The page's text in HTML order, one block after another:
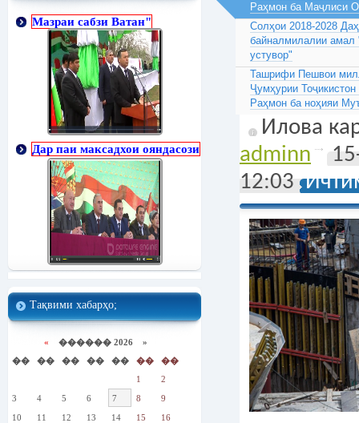
Мазраи сабзи Ватан"
Дар паи максадхои ояндасози
Тақвими хабарҳо;
« ������ 2026 »
��
�� �� �� �� ��
��
1
2
3
4 5 6 7 8
9
10
11 12 13 14 15
16
Раҳмон ба Маҷлиси
Солҳои 2018-2028
байналмилалии
устувор"
Ташрифи Пешвои
Ҷумҳурии
Раҳмон ба ноҳияи
Илова
adminn
12:03